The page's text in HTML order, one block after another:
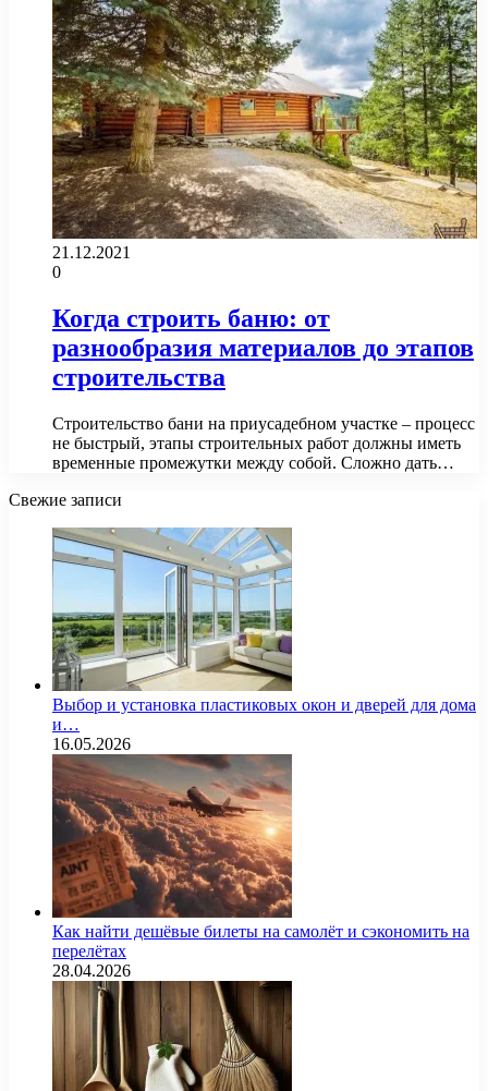
21.12.2021
0
Когда строить баню: от
разнообразия материалов до этапов
строительства
Строительство бани на приусадебном участке – процесс
не быстрый, этапы строительных работ должны иметь
временные промежутки между собой. Сложно дать…
Свежие записи
Выбор и установка пластиковых окон и дверей для дома
и…
16.05.2026
Как найти дешёвые билеты на самолёт и сэкономить на
перелётах
28.04.2026